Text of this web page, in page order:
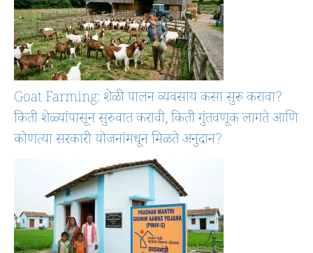
Goat Farming: शेळी पालन व्यवसाय कसा सुरू करावा?
किती शेळ्यांपासून सुरुवात करावी, किती गुंतवणूक लागते आणि
कोणत्या सरकारी योजनांमधून मिळते अनुदान?